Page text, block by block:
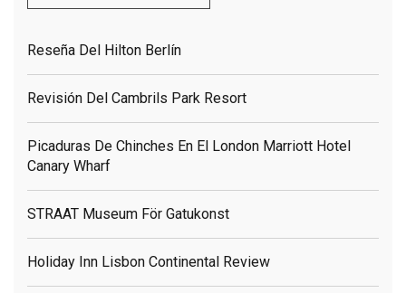
Reseña Del Hilton Berlín
Revisión Del Cambrils Park Resort
Picaduras De Chinches En El London Marriott Hotel
Canary Wharf
STRAAT Museum För Gatukonst
Holiday Inn Lisbon Continental Review